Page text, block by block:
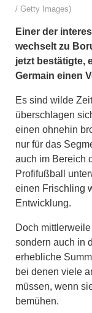
/ Getty Images)
Einer der
wechselt zu
jetzt bestätigte,
Germain einen
Es sind wilde
überschlagen
einen ohnehin
nur für das
auch im Bereich
Profifußball
einen Frischling
Entwicklung.
Doch
sondern auch in
erhebliche
bei denen viele
müssen, wenn
bemühen.